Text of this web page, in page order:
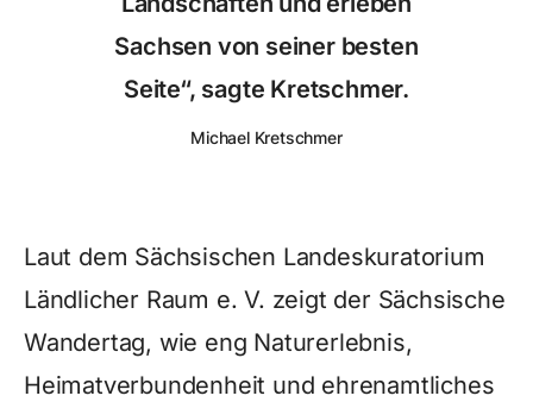
Sachsen von seiner besten
Seite“, sagte Kretschmer.
Michael Kretschmer
Laut dem Sächsischen Landeskuratorium
Ländlicher Raum e. V. zeigt der Sächsische
Wandertag, wie eng Naturerlebnis,
Heimatverbundenheit und ehrenamtliches